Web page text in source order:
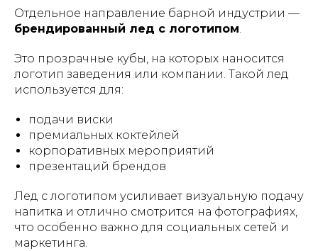
Отдельное направление барной индустрии —
брендированный лед с логотипом.
Это прозрачные кубы, на которых наносится
логотип заведения или компании. Такой лед
используется для:
подачи виски
премиальных коктейлей
корпоративных мероприятий
презентаций брендов
Лед с логотипом усиливает визуальную подачу
напитка и отлично смотрится на фотографиях,
что особенно важно для социальных сетей и
маркетинга.